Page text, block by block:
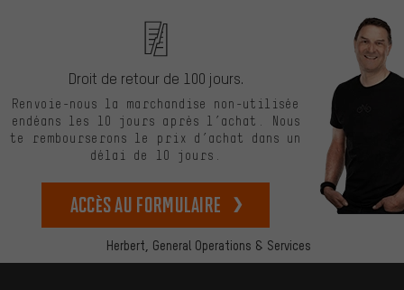
Herbert, General Operations & Services
Droit de retour de 100 jours.
Renvoie-nous la marchandise non-utilisée
endéans les 10 jours après l’achat. Nous
te rembourserons le prix d’achat dans un
délai de 10 jours.
Accès au formulaire